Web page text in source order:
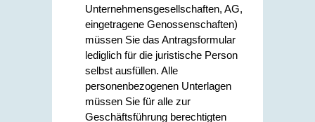
Unternehmensgesellschaften, AG,
eingetragene Genossenschaften)
müssen Sie das Antragsformular
lediglich für die juristische Person
selbst ausfüllen. Alle
personenbezogenen Unterlagen
müssen Sie für alle zur
Geschäftsführung berechtigten